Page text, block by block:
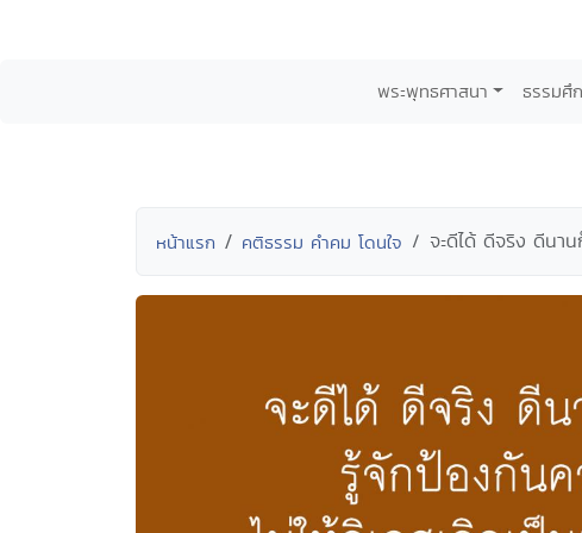
พระพุทธศาสนา ธรรมศึ
หน้าแรก คติธรรม คำคม โดนใจ จะดีได้ ดีจริง ดีนา